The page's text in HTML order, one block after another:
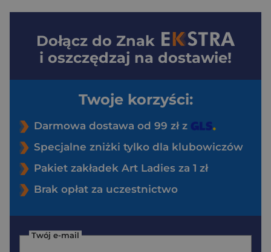
Dołącz do Znak
i oszczędzaj na dostawie!
Twoje korzyści:
Darmowa dostawa od 99 zł z
Specjalne zniżki tylko dla klubowiczów
Pakiet zakładek Art Ladies za 1 zł
Brak opłat za uczestnictwo
Twój e-mail